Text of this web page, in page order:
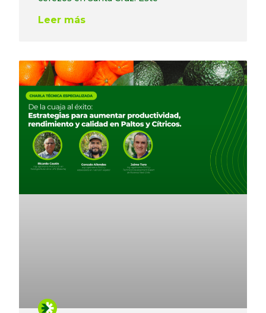
Leer más